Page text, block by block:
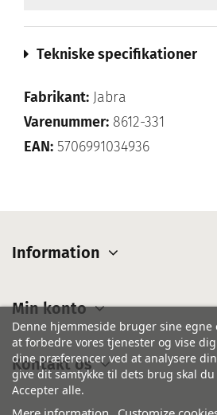
Tekniske specifikationer
Fabrikant: Jabra
Varenummer: 8612-331
EAN: 5706991034936
Information
Min konto
Kontakt os
Denne hjemmeside bruger sine
at forbedre vores tjenester og vise
dine præferencer ved at analysere
give dit samtykke til dets brug skal
Accepter alle.